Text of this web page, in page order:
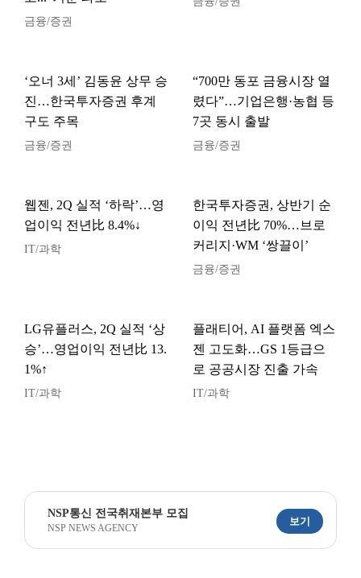
금융/증권
‘오너 3세’ 김동윤 상무 승
진…한국투자증권 후계
구도 주목
금융/증권
“700만 동포 금융시장 열
렸다”…기업은행·농협 등
7곳 동시 출발
금융/증권
웹젠, 2Q 실적 ‘하락’…영
업이익 전년比 8.4%↓
IT/과학
한국투자증권, 상반기 순
이익 전년比 70%…브로
커리지·WM ‘쌍끌이’
금융/증권
LG유플러스, 2Q 실적 ‘상
승’…영업이익 전년比 13.
1%↑
IT/과학
플래티어, AI 플랫폼 엑스
젠 고도화…GS 1등급으
로 공공시장 진출 가속
IT/과학
NSP통신 전국취재본부 모집
NSP NEWS AGENCY
보기